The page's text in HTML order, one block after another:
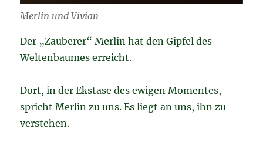
Merlin und Vivian
Der „Zauberer“ Merlin hat den Gipfel des
Weltenbaumes erreicht.
Dort, in der Ekstase des ewigen Momentes,
spricht Merlin zu uns. Es liegt an uns, ihn zu
verstehen.